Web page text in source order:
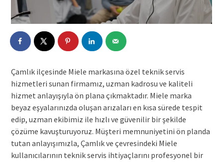
Çamlık ilçesinde Miele markasına özel teknik servis
hizmetleri sunan firmamız, uzman kadrosu ve kaliteli
hizmet anlayışıyla ön plana çıkmaktadır. Miele marka
beyaz eşyalarınızda oluşan arızaları en kısa sürede tespit
edip, uzman ekibimiz ile hızlı ve güvenilir bir şekilde
çözüme kavuşturuyoruz. Müşteri memnuniyetini ön planda
tutan anlayışımızla, Çamlık ve çevresindeki Miele
kullanıcılarının teknik servis ihtiyaçlarını profesyonel bir